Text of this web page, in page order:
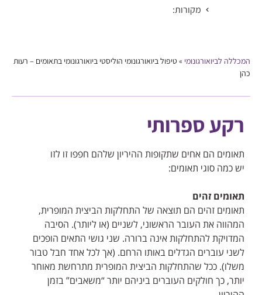
מקורות:
המכללה לביואורגונומי »טיפול ביואורגונומי הוליסטי ביואורגונומי בתאומים – רעות
כהן
רקע ספרותי
תאומים הם אחים שתקופות ההיריון שלהם חפפו זו לזו
יש כמה סוגי תאומים:
תאומים זהים
תאומים זהים הם תוצאה של התחלקות הביצית המופרית,
המהווה את העובר הראשוני, לשניים (או ליותר). הסיבה
המדויקת להתחלקות אינה ברורה. שני גושי התאים הופכים
לשני עוברים הגדלים באותו הרחם. (אך לכל אחד חבל טבור
משלו). ככל שהתחלקות הביצית המופרית מתרחשת מאוחר
יותר, כך חולקים העוברים ביניהם יותר “משאבים” בזמן